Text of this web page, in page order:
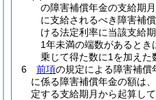
の障害補償年金の支給期
に支給されるべき障害補
ける法定利率に当該支給
1年未満の端数があると
乗じて得た数に1を加えた
6
前項の規定による障害補償
に係る障害補償年金の額は
定する支給期月から起算し